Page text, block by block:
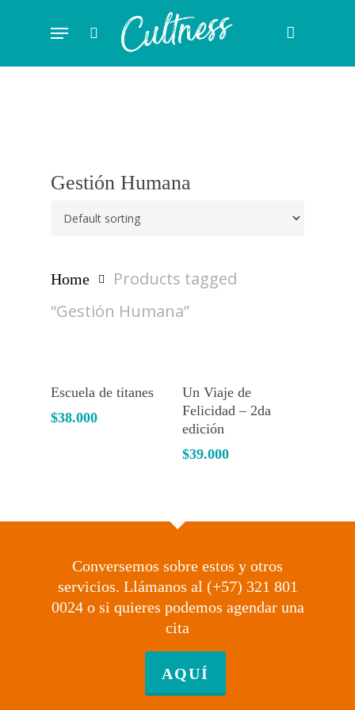
content
search
Menu
Gestión Humana
Home
Products tagged
“Gestión Humana”
Escuela de titanes
$38.000
Un Viaje de
Felicidad – 2da
edición
$39.000
Conversemos sobre estos y otros
servicios. Llámanos al (+57) 321 801
0024 o si quieres podemos agendar una
cita
AQUÍ